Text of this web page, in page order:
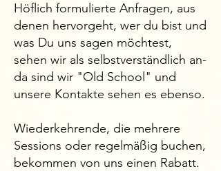
Höflich formulierte Anfragen, aus
denen hervorgeht, wer du bist und
was Du uns sagen möchtest,
sehen wir als selbstverständlich an-
da sind wir "Old School" und
unsere Kontakte sehen es ebenso.
Wiederkehrende, die mehrere
Sessions oder regelmäßig buchen,
bekommen von uns einen Rabatt.